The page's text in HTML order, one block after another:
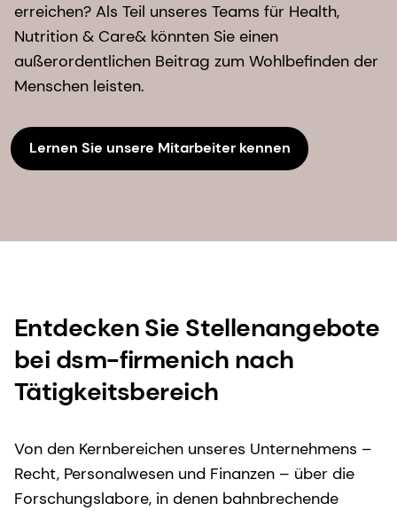
erreichen? Als Teil unseres Teams für Health,
Nutrition & Care& könnten Sie einen
außerordentlichen Beitrag zum Wohlbefinden der
Menschen leisten.
Lernen Sie unsere Mitarbeiter kennen
Entdecken Sie Stellenangebote
bei dsm-firmenich nach
Tätigkeitsbereich
Von den Kernbereichen unseres Unternehmens –
Recht, Personalwesen und Finanzen – über die
Forschungslabore, in denen bahnbrechende